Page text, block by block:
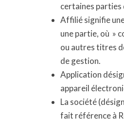
certaines parties
Affilié signifie
une partie, où »
ou autres titres
de gestion.
Application
appareil
La société
fait référence à